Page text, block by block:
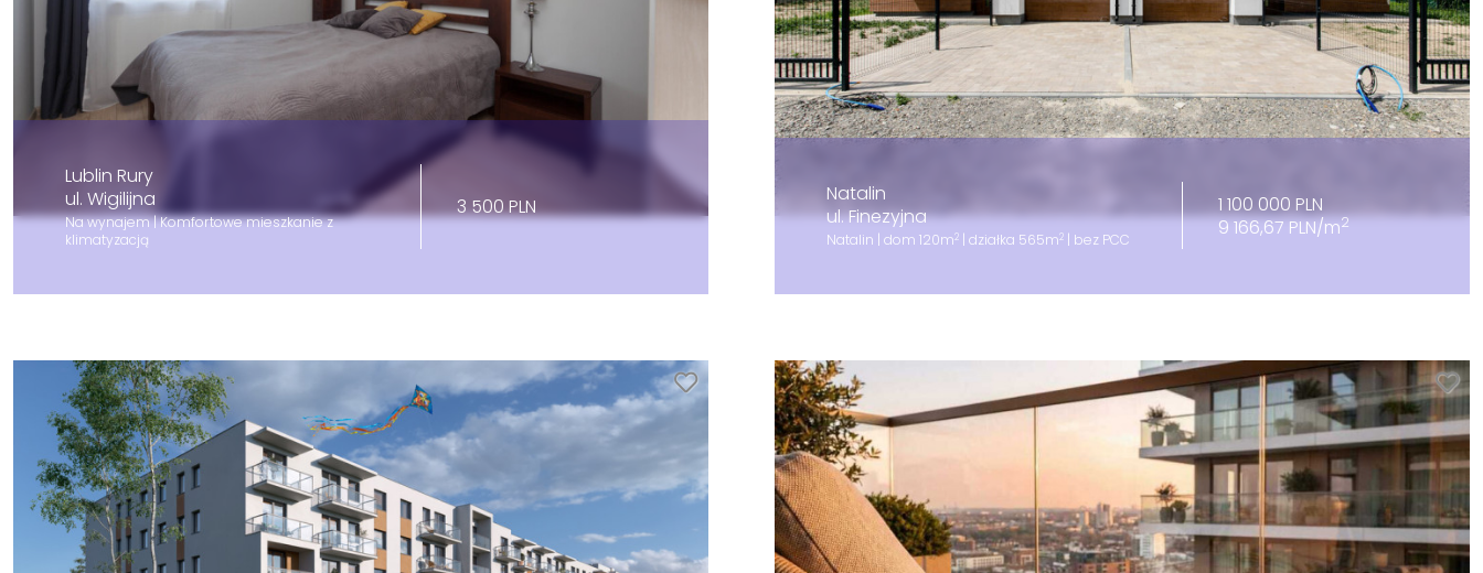
Lublin Rury
ul. Wigilijna
Na wynajem | Komfortowe mieszkanie z
klimatyzacją
3 500 PLN
Natalin
ul. Finezyjna
Natalin | dom 120m2 | działka 565m2 | bez PCC
1 100 000 PLN
9 166,67 PLN/m2